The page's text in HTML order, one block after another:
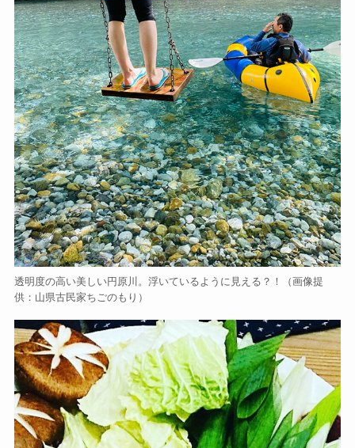
透明度の高い美しい円原川。浮いているように見える？！（画像提
供：山県古民家ちごのもり）